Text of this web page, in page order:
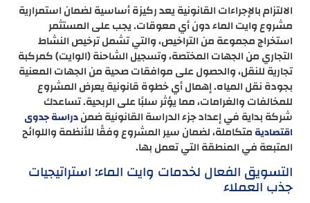
الالتزام بالإجراءات القانونية يعد ركيزة أساسية لضمان استمرارية
مشروع وايت الماء دون أي معوقات. يجب على المستثمر
استخراج مجموعة من التراخيص، والتي تشمل ترخيص النشاط
التجاري من الجهات المختصة، وتسجيل الشاحنة (الوايت) كمركبة
تجارية للنقل، والحصول على موافقات صحية من الجهات المعنية
بجودة نقل المياه. إهمال أي خطوة قانونية يعرض المشروع
للمخالفات والغرامات، مما يؤثر سلبًا على الربحية. تساعدك
شركة بداية في إعداد جزء الدراسة القانونية ضمندراسة جدوى
اقتصاديةمتكاملة، لضمان سير المشروع وفقًا للأنظمة واللوائح
المتبعة في المنطقة التي تعمل بها.
التسويق الفعال لخدمات وايت الماء: استراتيجيات
جذب العملاء